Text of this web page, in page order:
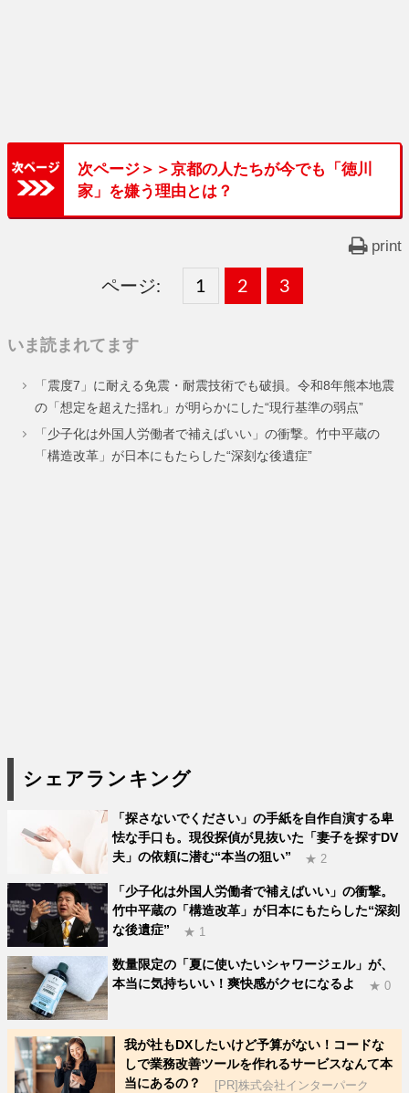
次ページ＞＞京都の人たちが今でも「徳川
家」を嫌う理由とは？
print
ページ:
固
ー
ジ
1 ,
固
ー
ジ
2 ,
固
ー
ジ
3
いま読まれてます
「震度7」に耐える免震・耐震技術でも破損。令和8年熊本地震
の「想定を超えた揺れ」が明らかにした“現行基準の弱点”
「少子化は外国人労働者で補えばいい」の衝撃。竹中平蔵の
「構造改革」が日本にもたらした“深刻な後遺症”
シェアランキング
「探さないでください」の手紙を自作自演する卑
怯な手口も。現役探偵が見抜いた「妻子を探すDV
夫」の依頼に潜む“本当の狙い”
★ 2
「少子化は外国人労働者で補えばいい」の衝撃。
竹中平蔵の「構造改革」が日本にもたらした“深刻
な後遺症”
★ 1
数量限定の「夏に使いたいシャワージェル」が、
本当に気持ちいい！爽快感がクセになるよ
★ 0
我が社もDXしたいけど予算がない！コードな
しで業務改善ツールを作れるサービスなんて本
当にあるの？
[PR]株式会社インターパーク